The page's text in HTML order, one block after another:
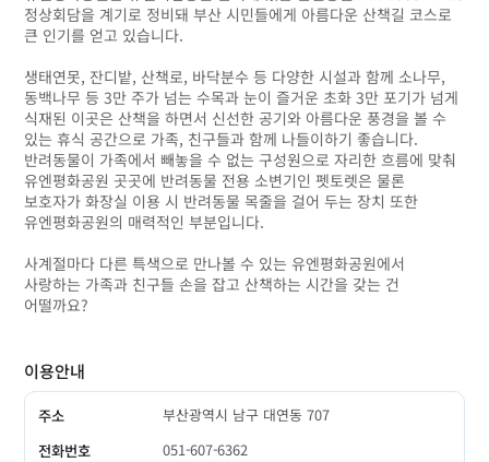
정상회담을 계기로 정비돼 부산 시민들에게 아름다운 산책길 코스로
큰 인기를 얻고 있습니다.
생태연못, 잔디밭, 산책로, 바닥분수 등 다양한 시설과 함께 소나무,
동백나무 등 3만 주가 넘는 수목과 눈이 즐거운 초화 3만 포기가 넘게
식재된 이곳은 산책을 하면서 신선한 공기와 아름다운 풍경을 볼 수
있는 휴식 공간으로 가족, 친구들과 함께 나들이하기 좋습니다.
반려동물이 가족에서 빼놓을 수 없는 구성원으로 자리한 흐름에 맞춰
유엔평화공원 곳곳에 반려동물 전용 소변기인 펫토렛은 물론
보호자가 화장실 이용 시 반려동물 목줄을 걸어 두는 장치 또한
유엔평화공원의 매력적인 부분입니다.
사계절마다 다른 특색으로 만나볼 수 있는 유엔평화공원에서
사랑하는 가족과 친구들 손을 잡고 산책하는 시간을 갖는 건
어떨까요?
이용안내
주소
부산광역시 남구 대연동 707
전화번호
051-607-6362